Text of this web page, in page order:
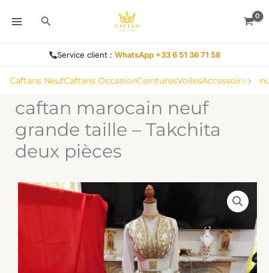
Rechercher
Service client : WhatsApp +33 6 51 36 71 58
Caftans NeufCaftans OccasionCeinturesVoilesAccessoires
›
caftan marocain neuf
grande taille – Takchita
deux pièces